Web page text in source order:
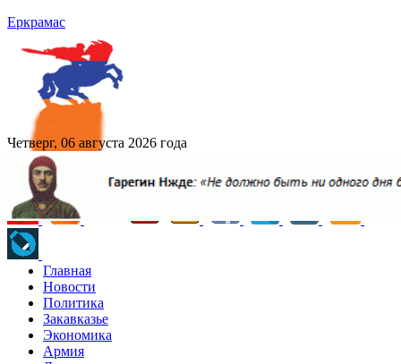
Еркрамас
Четверг, 06 августа 2026 года
Главная
Новости
Политика
Закавказье
Экономика
Армия